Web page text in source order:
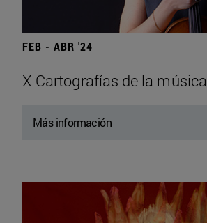
FEB - ABR '24
X Cartografías de la música
Más información